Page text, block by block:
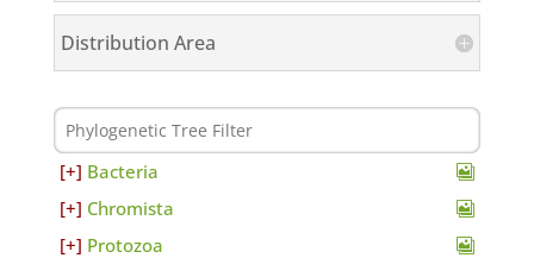
Distribution Area
Bacteria
Chromista
Protozoa